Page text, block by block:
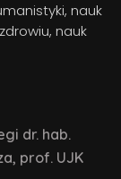
nauk
nauk
dr. hab.
prof. UJK